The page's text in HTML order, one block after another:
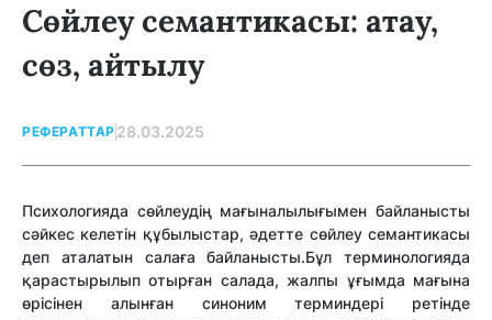
Сөйлеу семантикасы: атау,
сөз, айтылу
РЕФЕРАТТАР 28.03.2025
Психологияда сөйлеудің мағыналылығымен байланысты
сәйкес келетін құбылыстар, әдетте сөйлеу семантикасы
деп аталатын салаға байланысты.Бұл терминологияда
қарастырылып отырған салада, жалпы ұғымда мағына
өрісінен алынған синоним терминдері ретінде